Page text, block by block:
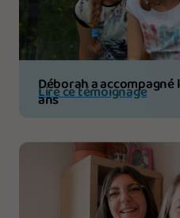
Déborah a accompagné
ans
Lire ce témoignage